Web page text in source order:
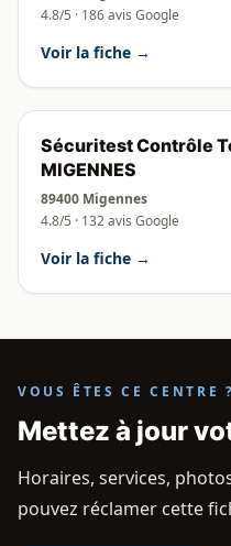
4.8/5 · 186 avis Google
Voir la fiche →
Sécuritest Contrôle
MIGENNES
89400 Migennes
4.8/5 · 132 avis Google
Voir la fiche →
VOUS ÊTES CE CENTRE ?
Mettez à jour
Horaires, services,
pouvez réclamer cette